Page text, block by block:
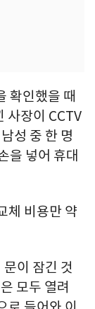
확인했을 때
사장이 CCTV
성 중 한 명
을 넣어 휴대
체 비용만 약
이 잠긴 것
모두 열려